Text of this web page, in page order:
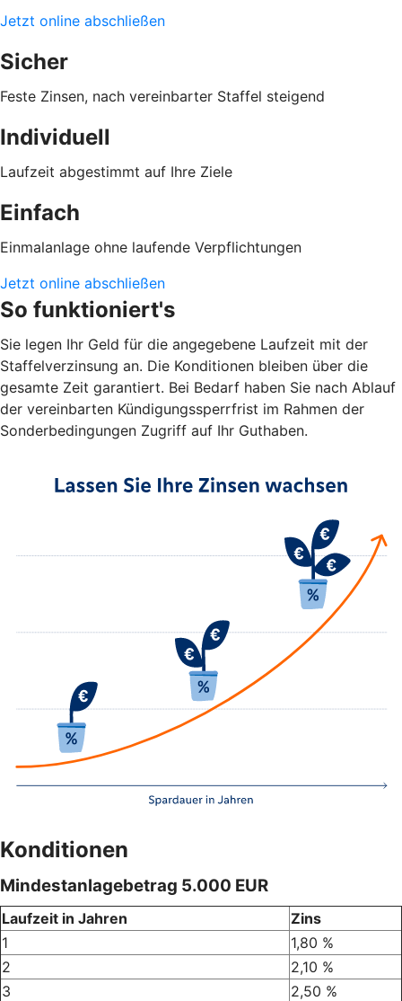
Jetzt online abschließen
Sicher
Feste Zinsen, nach vereinbarter Staffel steigend
Individuell
Laufzeit abgestimmt auf Ihre Ziele
Einfach
Einmalanlage ohne laufende Verpflichtungen
Jetzt online abschließen
So funktioniert's
Sie legen Ihr Geld für die angegebene Laufzeit mit der
Staffelverzinsung an. Die Konditionen bleiben über die
gesamte Zeit garantiert. Bei Bedarf haben Sie nach Ablauf
der vereinbarten Kündigungssperrfrist im Rahmen der
Sonderbedingungen Zugriff auf Ihr Guthaben.
Konditionen
Mindestanlagebetrag 5.000 EUR
Laufzeit in Jahren
Zins
1
1,80 %
2
2,10 %
3
2,50 %